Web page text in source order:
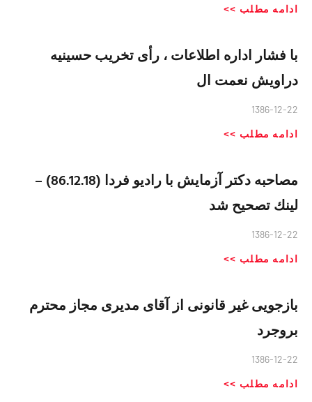
ادامه مطلب >>
با فشار اداره اطلاعات ، رأی تخریب حسینیه
دراویش نعمت ال
1386-12-22
ادامه مطلب >>
مصاحبه دكتر آزمايش با راديو فردا (86.12.18) –
لينك تصحيح شد
1386-12-22
ادامه مطلب >>
بازجویی غیر قانونی از آقای مدیری مجاز محترم
بروجرد
1386-12-22
ادامه مطلب >>